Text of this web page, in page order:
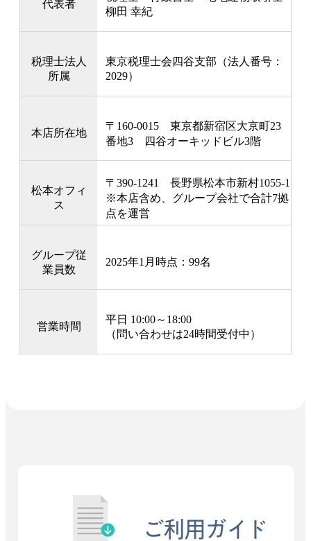
代表者
柳田 幸紀
税理士法人
所属
東京税理士会四谷支部（法人番号：
2029）
本店所在地
〒160-0015 東京都新宿区大京町23
番地3 四谷オーキッドビル3階
松本オフィ
ス
〒390-1241 長野県松本市新村1055-1
※本店含め、グループ会社で合計7拠
点を運営
グループ従
業員数
2025年1月時点：99名
営業時間
平日 10:00～18:00
（問い合わせは24時間受付中）
ご利用ガイド